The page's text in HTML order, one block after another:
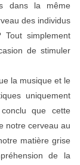
dans la même
des individus
simplement
de stimuler
la musique et le
uniquement
que cette
notre cerveau au
matière grise
de la